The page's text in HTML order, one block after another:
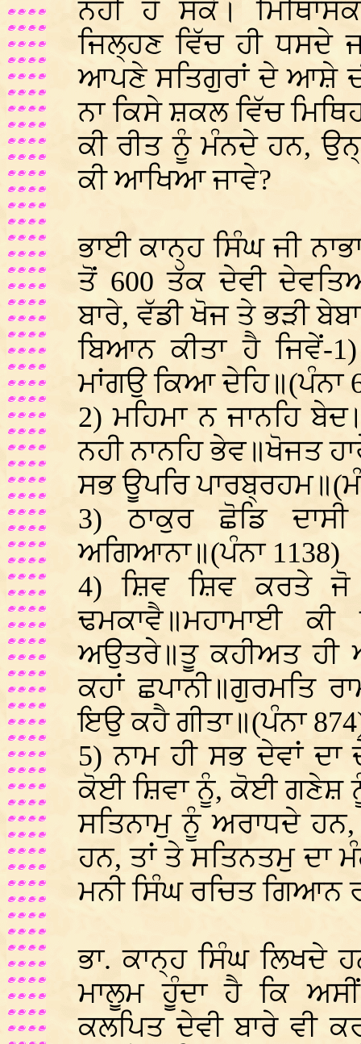
ਨਹੀਂ ਹੋ ਸਕੇ।
ਜਿਲ੍ਹਣ ਵਿੱਚ ਹੀ ਧਸਦੇ
ਆਪਣੇ ਸਤਿਗੁਰਾਂ ਦੇ ਆਸ਼ੇ
ਨਾ ਕਿਸੇ ਸ਼ਕਲ ਵਿੱਚ
ਕੀ ਰੀਤ ਨੂੰ ਮੰਨਦੇ ਹਨ,
ਕੀ ਆਖਿਆ ਜਾਵੇ?
ਭਾਈ ਕਾਨ੍ਹ ਸਿੰਘ ਜੀ
ਤੋਂ 600 ਤੱਕ ਦੇਵੀ
ਬਾਰੇ, ਵੱਡੀ ਖੋਜ ਤੇ ਭੜੀ
ਬਿਆਨ ਕੀਤਾ ਹੈ ਜਿਵੇਂ-
ਮਾਂਗਉ ਕਿਆ ਦੇਹਿ॥(ਪੰਨਾ
2) ਮਹਿਮਾ ਨ ਜਾਨਹਿ
ਨਹੀ ਨਾਨਹਿ ਭੇਵ॥ਖੋਜਤ
ਸਭ ਊਪਰਿ
3) ਠਾਕੁਰ ਛੋਡਿ
ਅਗਿਆਨਾ॥(ਪੰਨਾ 1138)
4) ਸ਼ਿਵ ਸ਼ਿਵ ਕਰਤੇ
ਢਮਕਾਵੈ॥ਮਹਾਮਾਈ
ਅਉਤਰੇ॥ਤੂ ਕਹੀਅਤ ਹੀ
ਕਹਾਂ ਛਪਾਨੀ॥ਗੁਰਮਤਿ
ਇਉ ਕਹੈ ਗੀਤਾ॥(ਪੰਨਾ
5) ਨਾਮ ਹੀ ਸਭ ਦੇਵਾਂ
ਕੋਈ ਸ਼ਿਵਾ ਨੂੰ, ਕੋਈ ਗਣੇਸ਼
ਸਤਿਨਾਮੁ ਨੂੰ ਅਰਾਧਦੇ
ਹਨ, ਤਾਂ ਤੇ ਸਤਿਨਤਮੁ ਦਾ
ਮਨੀ ਸਿੰਘ ਰਚਿਤ ਗਿਆਨ
ਭਾ. ਕਾਨ੍ਹ ਸਿੰਘ ਲਿਖਦੇ
ਮਾਲੂਮ ਹੂੰਦਾ ਹੈ ਕਿ
ਕਲਪਿਤ ਦੇਵੀ ਬਾਰੇ ਵੀ